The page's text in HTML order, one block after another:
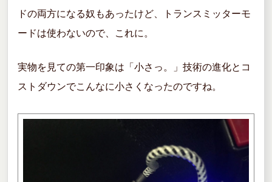
ドの両方になる奴もあったけど、トランスミッターモ
ードは使わないので、これに。
実物を見ての第一印象は「小さっ。」技術の進化とコ
ストダウンでこんなに小さくなったのですね。